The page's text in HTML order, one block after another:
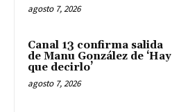
agosto 7, 2026
Canal 13 confirma salida
de Manu González de ‘Hay
que decirlo’
agosto 7, 2026